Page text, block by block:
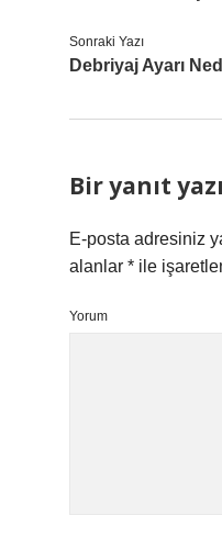
Sonraki Yazı
Debriyaj Ayarı
Bir yanıt
E-posta adresiniz
alanlar * ile
Yorum